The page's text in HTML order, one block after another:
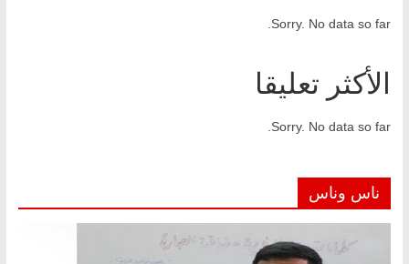
Sorry. No data so far.
الأكثر تعليقا
Sorry. No data so far.
ناس وناس